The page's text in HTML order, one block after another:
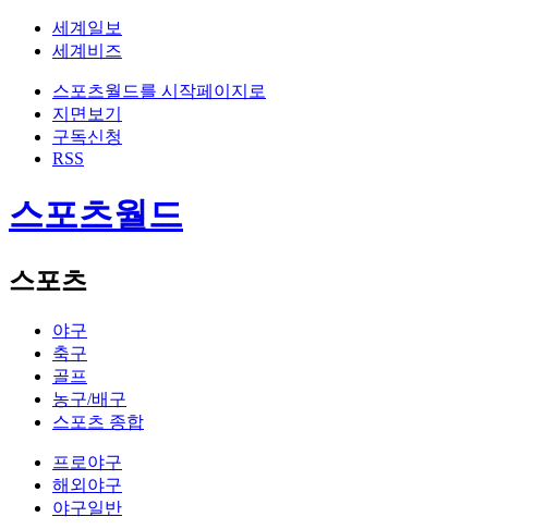
세계일보
세계비즈
스포츠월드를 시작페이지로
지면보기
구독신청
RSS
스포츠월드
스포츠
야구
축구
골프
농구/배구
스포츠 종합
프로야구
해외야구
야구일반